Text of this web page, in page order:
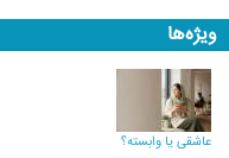
ویژه‌ها
عاشقی یا وابسته؟